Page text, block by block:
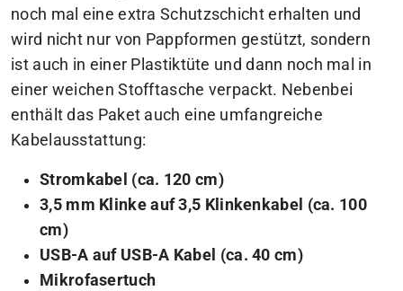
noch mal eine extra Schutzschicht erhalten und
wird nicht nur von Pappformen gestützt, sondern
ist auch in einer Plastiktüte und dann noch mal in
einer weichen Stofftasche verpackt. Nebenbei
enthält das Paket auch eine umfangreiche
Kabelausstattung:
Stromkabel (ca. 120 cm)
3,5 mm Klinke auf 3,5 Klinkenkabel (ca. 100
cm)
USB-A auf USB-A Kabel (ca. 40 cm)
Mikrofasertuch